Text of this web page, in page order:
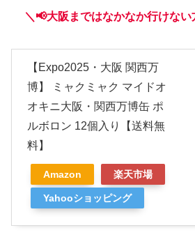
＼📢大阪まではなかなか行けな
【Expo2025・大阪 関西万
博】 ミャクミャク マイドオ
オキニ大阪・関西万博缶 ポ
ルボロン 12個入り【送料無
料】
Amazon 楽天市場
Yahooショッピング